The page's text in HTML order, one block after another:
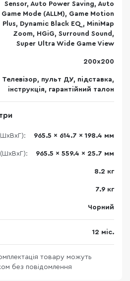
Sensor, Auto Power Saving, Auto
Game Mode (ALLM), Game Motion
Plus, Dynamic Black EQ, MiniMap
Zoom, HGiG, Surround Sound,
Super Ultra Wide Game View
200х200
Телевізор, пульт ДУ, підставка,
інструкція, гарантійний талон
965.5 x 614.7 x 198.4 мм
(ШхВхГ): 965.5 x 559.4 x 25.7 мм
8.2 кг
7.9 кг
Чорний
12 міс.
товару можуть
без повідомлення